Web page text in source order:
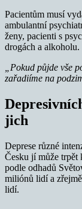
Pacientům musí
ambulantní
ženy, pacienti s
drogách a alkoholu.
„Pokud půjde vše
zařadiíme na
jich
Deprese různé
Česku jí může trpět
podle odhadů
miliónů lidí a
lidí.